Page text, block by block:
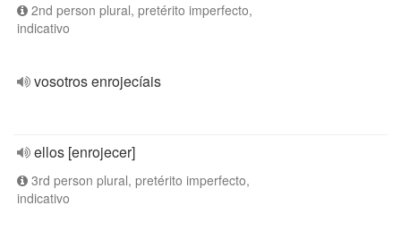
2nd person plural, pretérito imperfecto,
indicativo
vosotros enrojecíais
ellos [enrojecer]
3rd person plural, pretérito imperfecto,
indicativo